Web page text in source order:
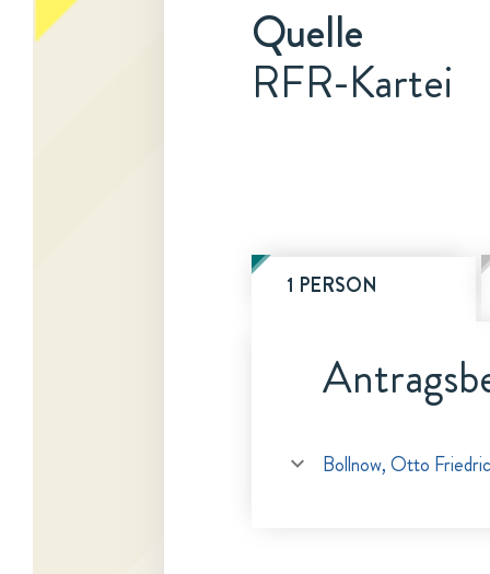
Quelle
RFR-Kartei
1 PERSON
Bollnow, Otto